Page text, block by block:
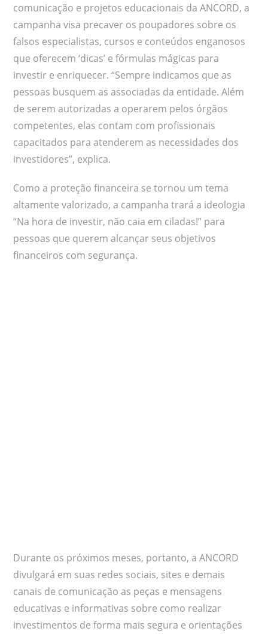
comunicação e projetos educacionais da ANCORD, a
campanha visa precaver os poupadores sobre os
falsos especialistas, cursos e conteúdos enganosos
que oferecem ‘dicas’ e fórmulas mágicas para
investir e enriquecer. “Sempre indicamos que as
pessoas busquem as associadas da entidade. Além
de serem autorizadas a operarem pelos órgãos
competentes, elas contam com profissionais
capacitados para atenderem as necessidades dos
investidores”, explica.
Como a proteção financeira se tornou um tema
altamente valorizado, a campanha trará a ideologia
“Na hora de investir, não caia em ciladas!” para
pessoas que querem alcançar seus objetivos
financeiros com segurança.
Durante os próximos meses, portanto, a ANCORD
divulgará em suas redes sociais, sites e demais
canais de comunicação as peças e mensagens
educativas e informativas sobre como realizar
investimentos de forma mais segura e orientações